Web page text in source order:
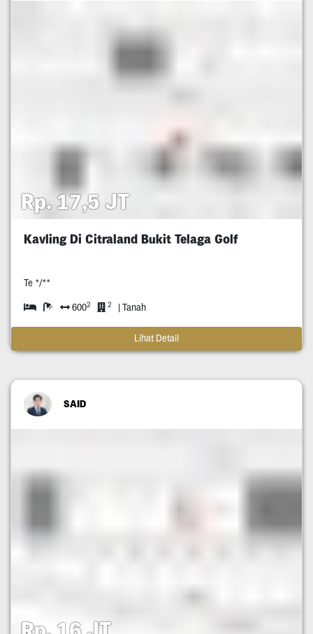
Rp. 17,5 JT
Kavling Di Citraland Bukit Telaga Golf
Te */**
6002 2 | Tanah
Lihat Detail
SAID